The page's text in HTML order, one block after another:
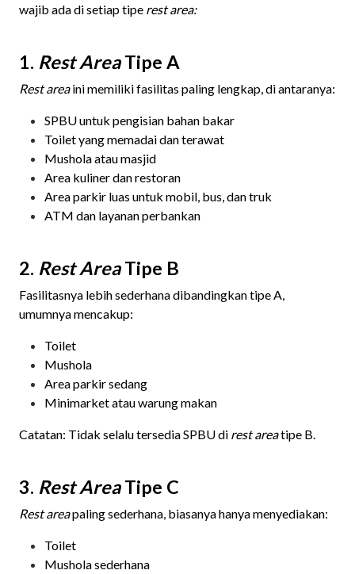
wajib ada di setiap tipe rest area:
1. Rest AreaTipe A
Rest areaini memiliki fasilitas paling lengkap, di antaranya:
SPBU untuk pengisian bahan bakar
Toilet yang memadai dan terawat
Mushola atau masjid
Area kuliner dan restoran
Area parkir luas untuk mobil, bus, dan truk
ATM dan layanan perbankan
2. Rest AreaTipe B
Fasilitasnya lebih sederhana dibandingkan tipe A,
umumnya mencakup:
Toilet
Mushola
Area parkir sedang
Minimarket atau warung makan
Catatan: Tidak selalu tersedia SPBU di rest areatipe B.
3. Rest AreaTipe C
Rest areapaling sederhana, biasanya hanya menyediakan:
Toilet
Mushola sederhana